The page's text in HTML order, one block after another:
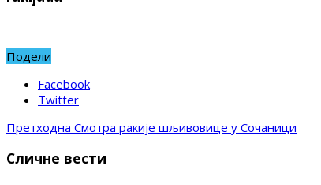
Подели
Facebook
Twitter
Претходна Смотра ракије шљивовице у Сочаници
Сличне вести